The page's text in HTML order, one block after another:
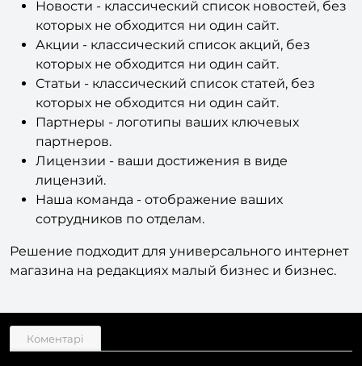
по альбомам.
Новости - классический список новостей, без
которых не обходится ни один сайт.
Акции - классический список акций, без
которых не обходится ни один сайт.
Статьи - классический список статей, без
которых не обходится ни один сайт.
Партнеры - логотипы ваших ключевых
партнеров.
Лицензии - ваши достижения в виде
лицензий.
Наша команда - отображение ваших
сотрудников по отделам.
Решение подходит для универсального интернет